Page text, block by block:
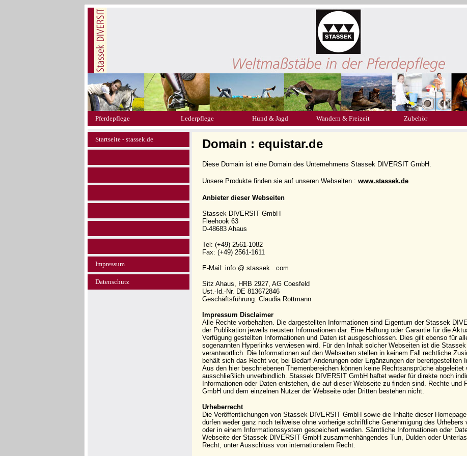
Pferdepflege Lederpflege Hund & Jagd Wandern & Freizeit Zubehör
Startseite - stassek.de
Impressum
Datenschutz
Domain : equistar.de
Diese Domain ist eine Domain des Unternehmens Stassek DIVERSIT GmbH.
Unsere Produkte finden sie auf unseren Webseiten : www.stassek.de
Anbieter dieser Webseiten
Stassek DIVERSIT GmbH
Fleehook 63
D-48683 Ahaus
Tel: (+49) 2561-1082
Fax: (+49) 2561-1611
E-Mail: info @ stassek . com
Sitz Ahaus, HRB 2927, AG Coesfeld
Ust.-Id.-Nr. DE 813672846
Geschäftsführung: Claudia Rottmann
Impressum Disclaimer
Alle Rechte vorbehalten. Die dargestellten Informationen sind Eigentum der Stassek
der Publikation jeweils neusten Informationen dar. Eine Haftung oder Garantie für die
Verfügung gestellten Informationen und Daten ist ausgeschlossen. Dies gilt ebenso für
sogenannten Hyperlinks verwiesen wird. Für den Inhalt solcher Webseiten ist die
verantwortlich. Die Informationen auf den Webseiten stellen in keinem Fall rechtliche
behält sich das Recht vor, bei Bedarf Änderungen oder Ergänzungen der bereitgestellten
Aus den hier beschriebenen Themenbereichen können keine Rechtsansprüche
ausschließlich unverbindlich. Stassek DIVERSIT GmbH haftet weder für direkte noch
Informationen oder Daten entstehen, die auf dieser Webseite zu finden sind. Rechte
GmbH und dem einzelnen Nutzer der Webseite oder Dritten bestehen nicht.
Urheberrecht
Die Veröffentlichungen von Stassek DIVERSIT GmbH sowie die Inhalte dieser
dürfen weder ganz noch teilweise ohne vorherige schriftliche Genehmigung des
oder in einem Informationssystem gespeichert werden. Sämtliche Informationen oder
Webseite der Stassek DIVERSIT GmbH zusammenhängendes Tun, Dulden oder
Recht, unter Ausschluss von internationalem Recht.